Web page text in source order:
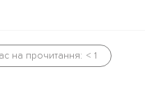
на прочитання: < 1